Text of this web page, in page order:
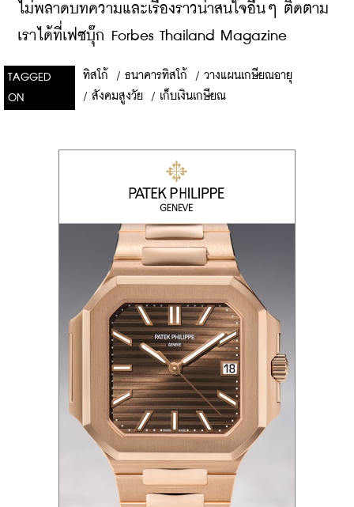
ไม่พลาดบทความและเรื่องราวน่าสนใจอื่นๆ ติดตาม
เราได้ที่เฟซบุ๊ก Forbes Thailand Magazine
TAGGED
ON
ทิสโก้ / ธนาคารทิสโก้ / วางแผนเกษียณอายุ
/ สังคมสูงวัย / เก็บเงินเกษียณ